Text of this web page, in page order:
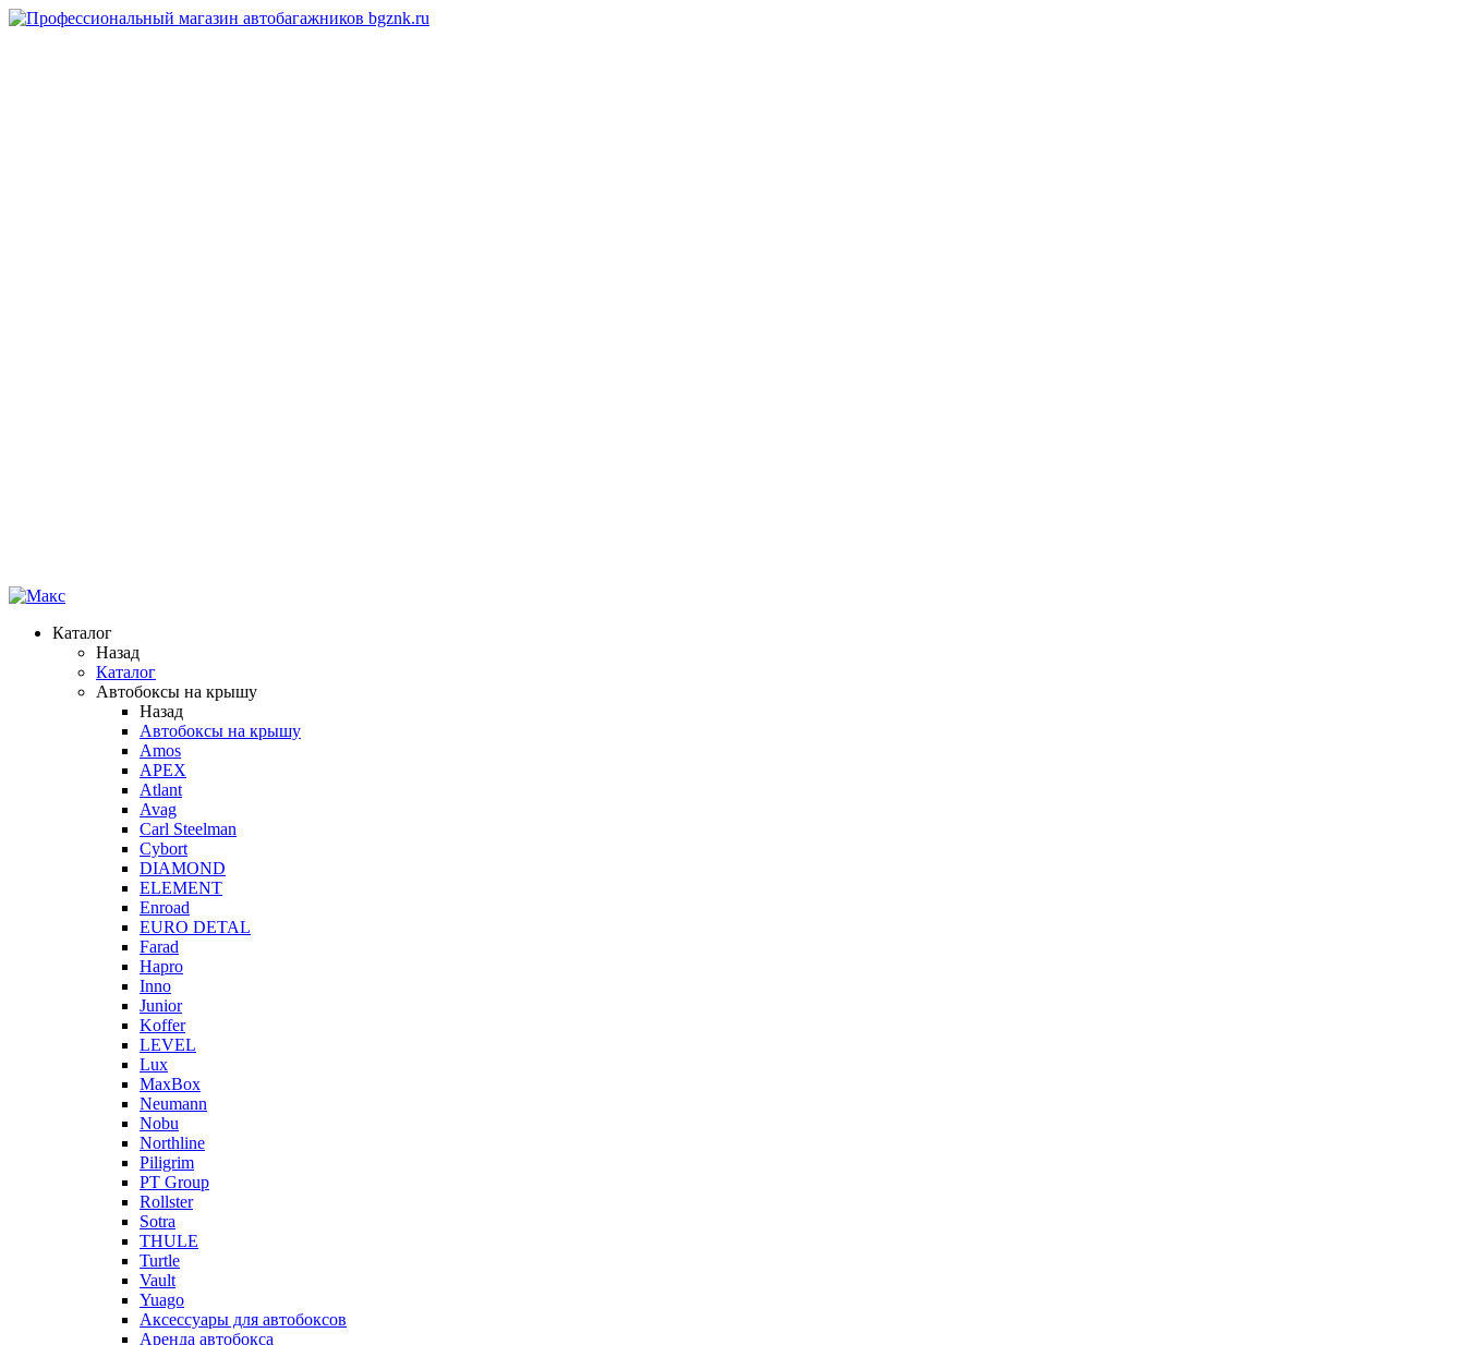
Каталог
Назад
Каталог
Автобоксы на крышу
Назад
Автобоксы на крышу
Amos
APEX
Atlant
Avag
Carl Steelman
Cybort
DIAMOND
ELEMENT
Enroad
EURO DETAL
Farad
Hapro
Inno
Junior
Koffer
LEVEL
Lux
MaxBox
Neumann
Nobu
Northline
Piligrim
PT Group
Rollster
Sotra
THULE
Turtle
Vault
Yuago
Аксессуары для автобоксов
Аренда автобокса